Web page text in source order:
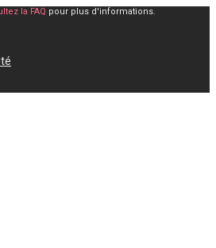
la FAQ pour plus d'informations.